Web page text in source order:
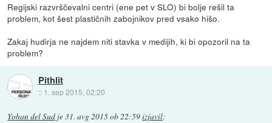
Regijski razvrščevalni centri (ene pet v SLO) bi bolje rešil ta
problem, kot šest plastičnih zabojnikov pred vsako hišo.
Zakaj hudirja ne najdem niti stavka v medijih, ki bi opozoril na ta
problem?
Pithlit
:: 1. sep 2015, 02:20
Yohan del Sud je31. avg 2015 ob 22:59izjavil: